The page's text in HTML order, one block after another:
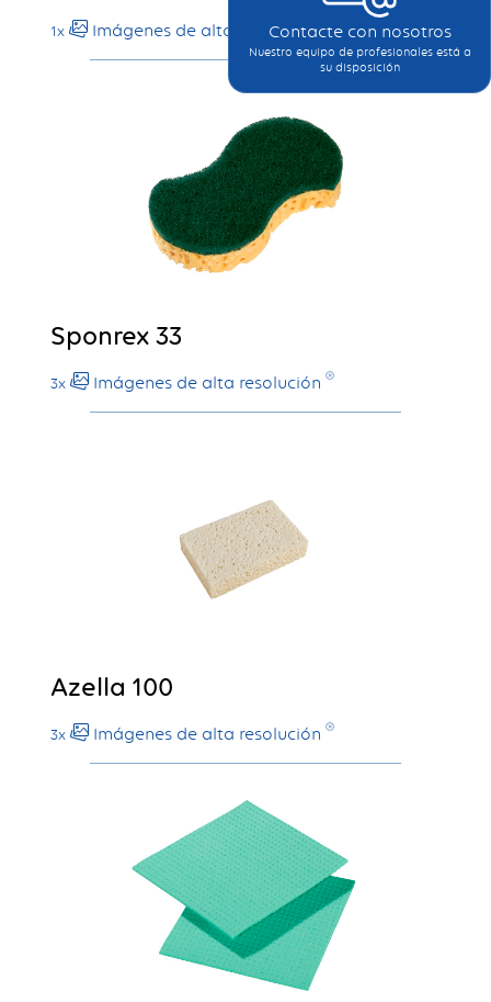
1x Imágenes de alta resolución
Sponrex 33
3x Imágenes de alta resolución
Azella 100
3x Imágenes de alta resolución
Contacte con nosotros
Nuestro equipo de profesionales está a
su disposición